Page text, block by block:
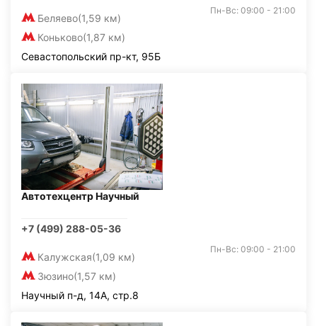
Беляево(1,59 км)
Коньково(1,87 км)
Пн-Вс: 09:00 - 21:00
Севастопольский пр-кт, 95Б
Автотехцентр Научный
+7 (499) 288-05-36
Калужская(1,09 км)
Зюзино(1,57 км)
Пн-Вс: 09:00 - 21:00
Научный п-д, 14А, стр.8